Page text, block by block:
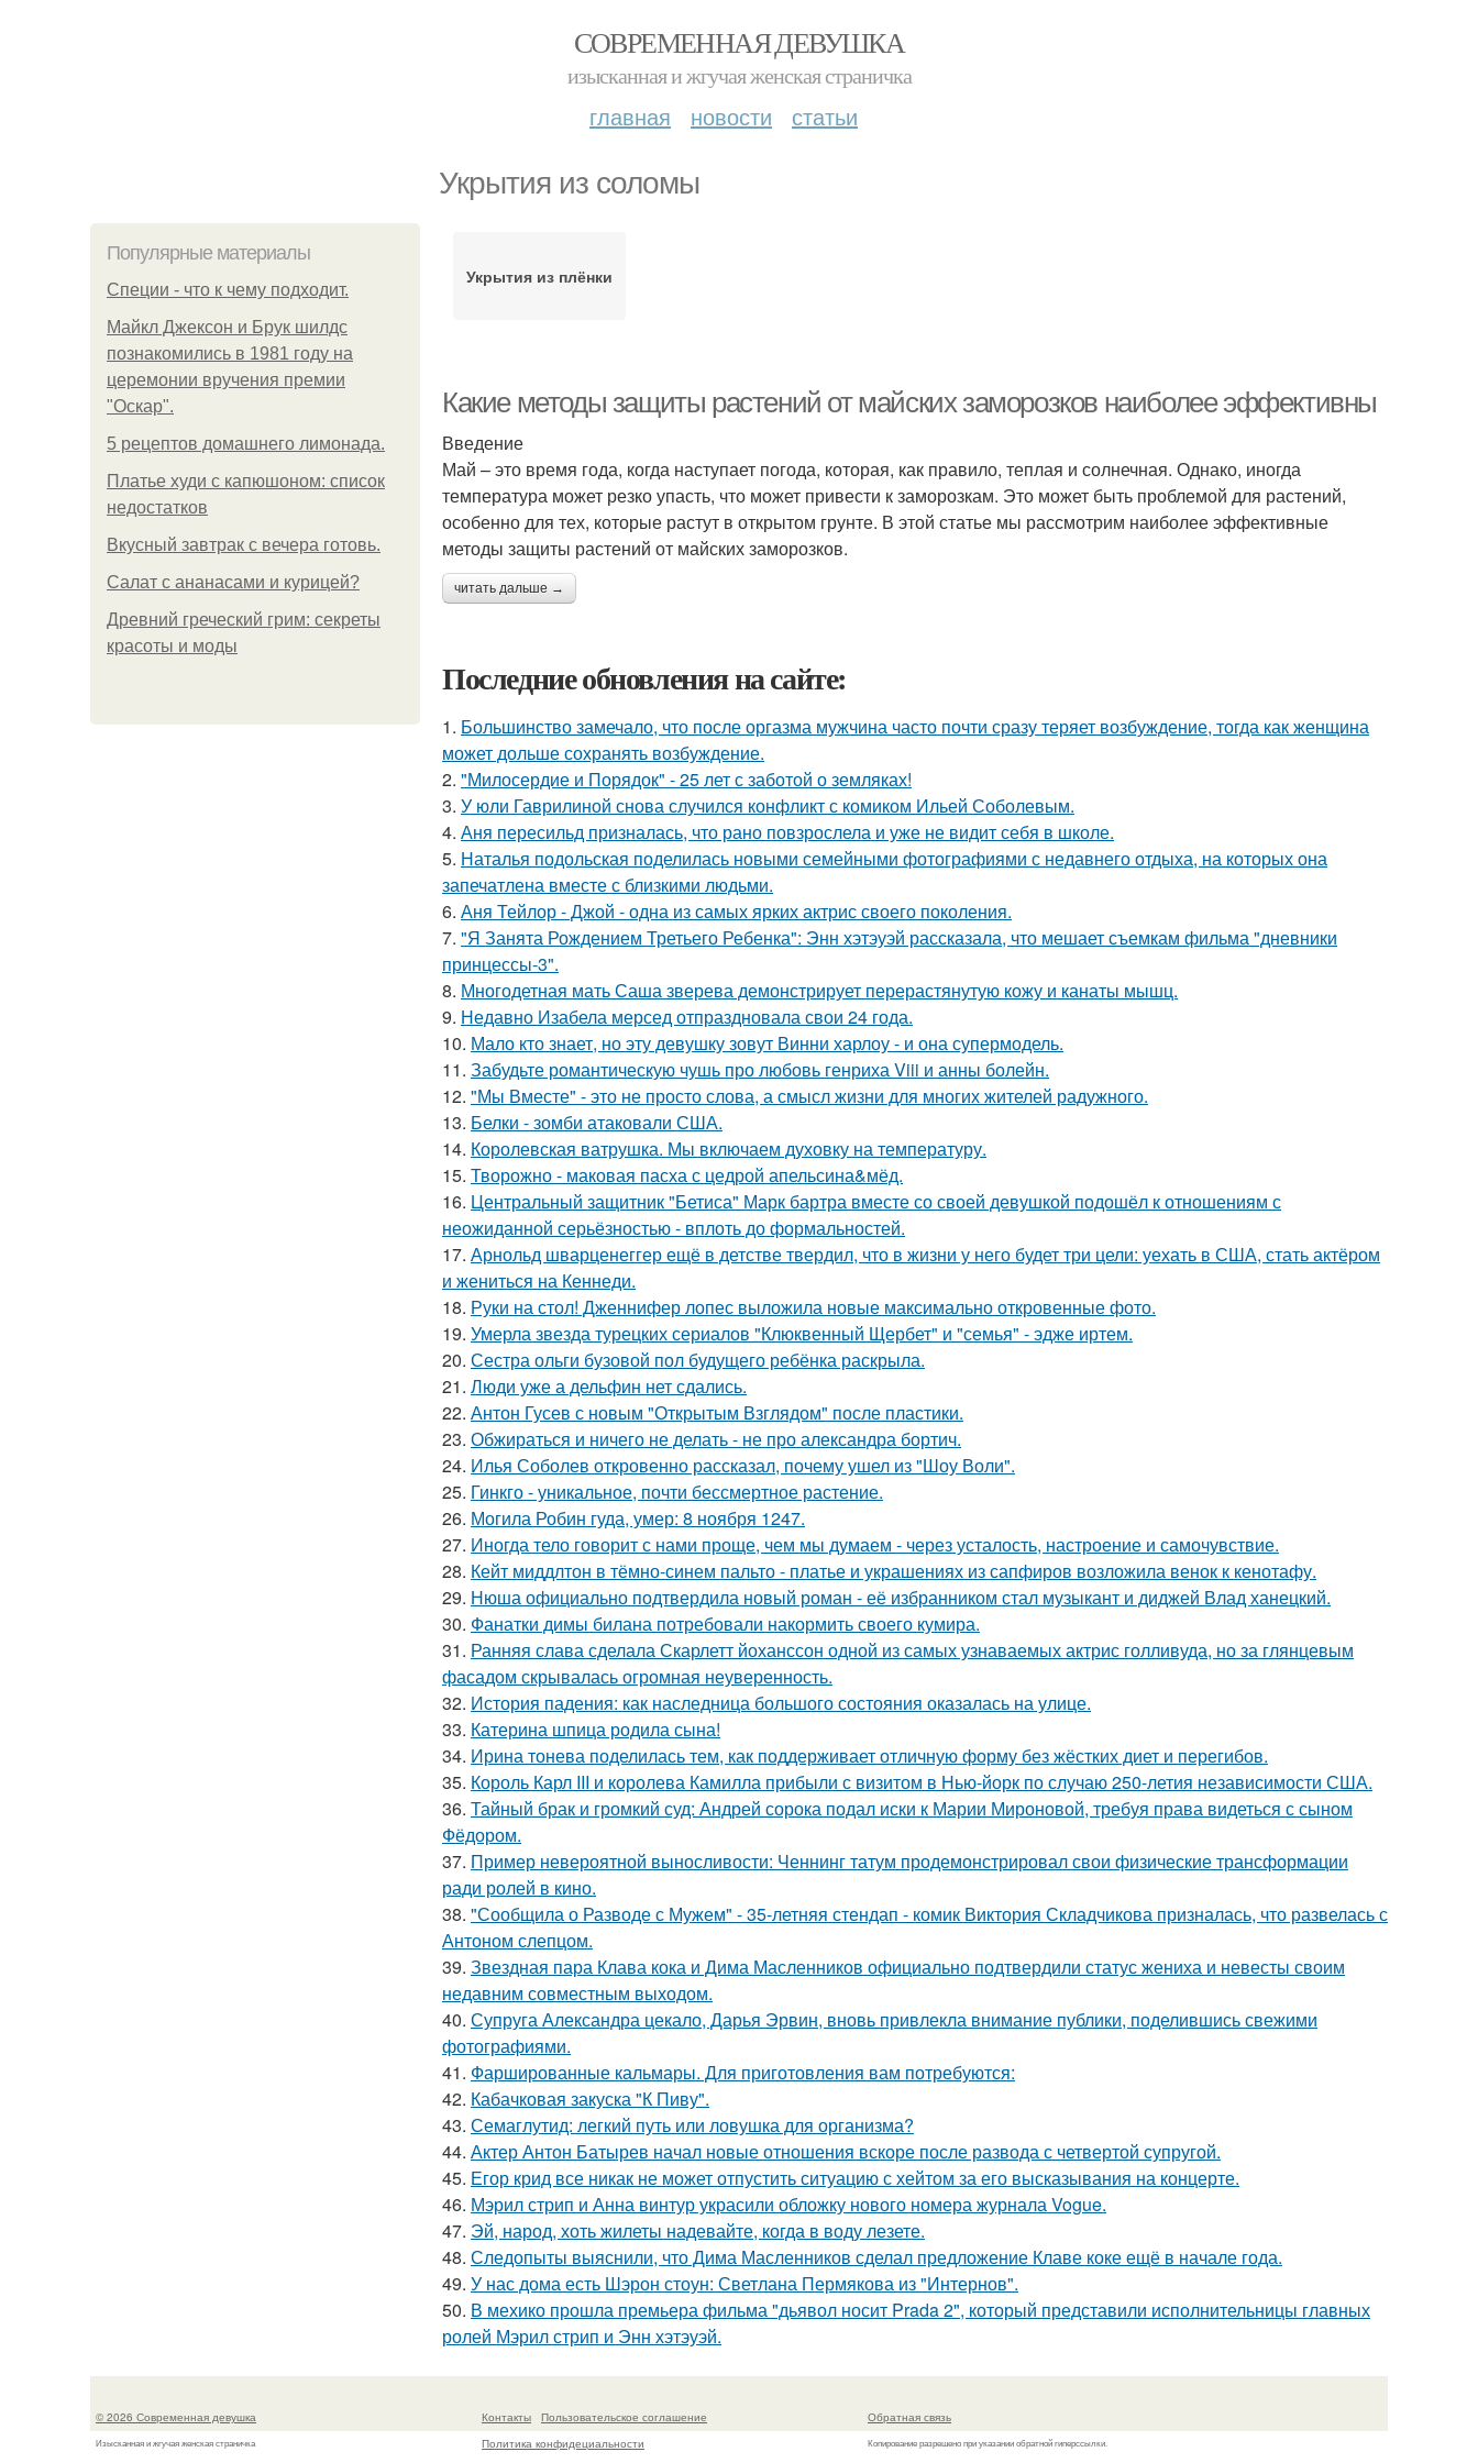
СОВРЕМЕННАЯ ДЕВУШКА
изысканная и жгучая женская страничка
главная новости статьи
Укрытия из соломы
Популярные материалы
Специи - что к чему подходит.
Майкл Джексон и Брук шилдс
познакомились в 1981 году на
церемонии вручения премии
"Оскар".
5 рецептов домашнего лимонада.
Платье худи с капюшоном: список
недостатков
Вкусный завтрак с вечера готовь.
Салат с ананасами и курицей?
Древний греческий грим: секреты
красоты и моды
Укрытия из плёнки
Какие методы защиты растений от майских заморозков наиболее эффективны
Введение
Май – это время года, когда наступает погода, которая, как правило, теплая и солнечная. Однако, иногда
температура может резко упасть, что может привести к заморозкам. Это может быть проблемой для растений,
особенно для тех, которые растут в открытом грунте. В этой статье мы рассмотрим наиболее эффективные
методы защиты растений от майских заморозков.
читать дальше →
Последние обновления на сайте:
1. Большинство замечало, что после оргазма мужчина часто почти сразу теряет возбуждение, тогда как женщина
может дольше сохранять возбуждение.
2. "Милосердие и Порядок" - 25 лет с заботой о земляках!
3. У юли Гаврилиной снова случился конфликт с комиком Ильей Соболевым.
4. Аня пересильд призналась, что рано повзрослела и уже не видит себя в школе.
5. Наталья подольская поделилась новыми семейными фотографиями с недавнего отдыха, на которых она
запечатлена вместе с близкими людьми.
6. Аня Тейлор - Джой - одна из самых ярких актрис своего поколения.
7. "Я Занята Рождением Третьего Ребенка": Энн хэтэуэй рассказала, что мешает съемкам фильма "дневники
принцессы-3".
8. Многодетная мать Саша зверева демонстрирует перерастянутую кожу и канаты мышц.
9. Недавно Изабела мерсед отпраздновала свои 24 года.
10. Мало кто знает, но эту девушку зовут Винни харлоу - и она супермодель.
11. Забудьте романтическую чушь про любовь генриха Viii и анны болейн.
12. "Мы Вместе" - это не просто слова, а смысл жизни для многих жителей радужного.
13. Белки - зомби атаковали США.
14. Королевская ватрушка. Мы включаем духовку на температуру.
15. Творожно - маковая пасха с цедрой апельсина&мёд.
16. Центральный защитник "Бетиса" Марк бартра вместе со своей девушкой подошёл к отношениям с
неожиданной серьёзностью - вплоть до формальностей.
17. Арнольд шварценеггер ещё в детстве твердил, что в жизни у него будет три цели: уехать в США, стать актёром
и жениться на Кеннеди.
18. Руки на стол! Дженнифер лопес выложила новые максимально откровенные фото.
19. Умерла звезда турецких сериалов "Клюквенный Щербет" и "семья" - эдже иртем.
20. Сестра ольги бузовой пол будущего ребёнка раскрыла.
21. Люди уже а дельфин нет сдались.
22. Антон Гусев с новым "Открытым Взглядом" после пластики.
23. Обжираться и ничего не делать - не про александра бортич.
24. Илья Соболев откровенно рассказал, почему ушел из "Шоу Воли".
25. Гинкго - уникальное, почти бессмертное растение.
26. Могила Робин гуда, умер: 8 ноября 1247.
27. Иногда тело говорит с нами проще, чем мы думаем - через усталость, настроение и самочувствие.
28. Кейт миддлтон в тёмно-синем пальто - платье и украшениях из сапфиров возложила венок к кенотафу.
29. Нюша официально подтвердила новый роман - её избранником стал музыкант и диджей Влад ханецкий.
30. Фанатки димы билана потребовали накормить своего кумира.
31. Ранняя слава сделала Скарлетт йоханссон одной из самых узнаваемых актрис голливуда, но за глянцевым
фасадом скрывалась огромная неуверенность.
32. История падения: как наследница большого состояния оказалась на улице.
33. Катерина шпица родила сына!
34. Ирина тонева поделилась тем, как поддерживает отличную форму без жёстких диет и перегибов.
35. Король Карл III и королева Камилла прибыли с визитом в Нью-йорк по случаю 250-летия независимости США.
36. Тайный брак и громкий суд: Андрей сорока подал иски к Марии Мироновой, требуя права видеться с сыном
Фёдором.
37. Пример невероятной выносливости: Ченнинг татум продемонстрировал свои физические трансформации
ради ролей в кино.
38. "Сообщила о Разводе с Мужем" - 35-летняя стендап - комик Виктория Складчикова призналась, что развелась с
Антоном слепцом.
39. Звездная пара Клава кока и Дима Масленников официально подтвердили статус жениха и невесты своим
недавним совместным выходом.
40. Супруга Александра цекало, Дарья Эрвин, вновь привлекла внимание публики, поделившись свежими
фотографиями.
41. Фаршированные кальмары. Для приготовления вам потребуются:
42. Кабачковая закуска "К Пиву".
43. Семаглутид: легкий путь или ловушка для организма?
44. Актер Антон Батырев начал новые отношения вскоре после развода с четвертой супругой.
45. Егор крид все никак не может отпустить ситуацию с хейтом за его высказывания на концерте.
46. Мэрил стрип и Анна винтур украсили обложку нового номера журнала Vogue.
47. Эй, народ, хоть жилеты надевайте, когда в воду лезете.
48. Следопыты выяснили, что Дима Масленников сделал предложение Клаве коке ещё в начале года.
49. У нас дома есть Шэрон стоун: Светлана Пермякова из "Интернов".
50. В мехико прошла премьера фильма "дьявол носит Prada 2", который представили исполнительницы главных
ролей Мэрил стрип и Энн хэтэуэй.
© 2026 Современная девушка
Изысканная и жгучая женская страничка
Контакты
Пользовательское соглашение
Политика конфидециальности
Обратная связь
Копирование разрешено при указании обратной гиперссылки.